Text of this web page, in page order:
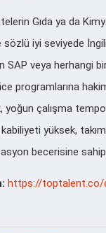
Gıda ya da
sözlü iyi seviyede
SAP veya herhangi
programlarına
yoğun çalışma
yüksek, takım
becerisine
https://toptalent.co/